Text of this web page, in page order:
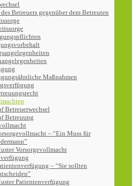
Betreuers gegenüber dem Betreuten
Maßnahmen
Betreuerwechsel
Betreuung
– “Ein Muss für
Vorsorgevollmacht
– “Sie sollten
Patientenverfügung